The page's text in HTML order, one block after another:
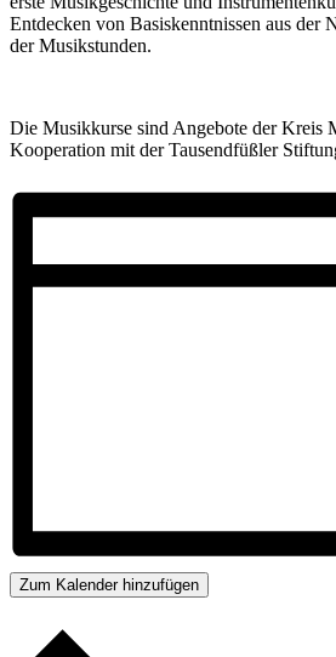
Entdecken von Basiskenntnissen aus der
der Musikstunden.
Die Musikkurse sind Angebote der Kreis
Kooperation mit der Tausendfüßler
Zum Kalender hinzufügen